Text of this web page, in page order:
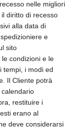
nelle migliori
diritto di recesso
alla data di
e
sito
condizioni e le
tempi, i modi ed
Il Cliente potrà
restituire i
erano al
deve considerarsi